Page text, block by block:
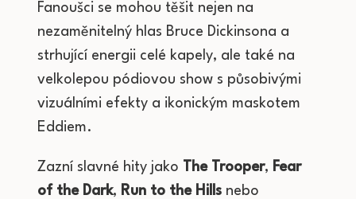
Fanoušci se mohou těšit nejen na
nezaměnitelný hlas Bruce Dickinsona a
strhující energii celé kapely, ale také na
velkolepou pódiovou show s působivými
vizuálními efekty a ikonickým maskotem
Eddiem.
Zazní slavné hity jako The Trooper, Fear
of the Dark, Run to the Hills nebo